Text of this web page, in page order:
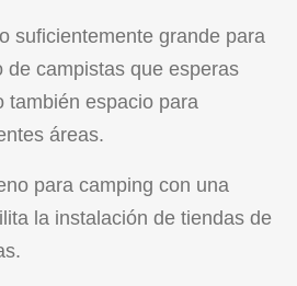
suficientemente grande para
de campistas que esperas
también espacio para
áreas.
para camping con una
la instalación de tiendas de